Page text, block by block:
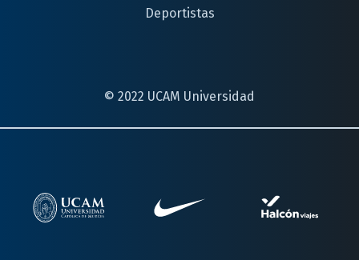
Deportistas
© 2022 UCAM Universidad